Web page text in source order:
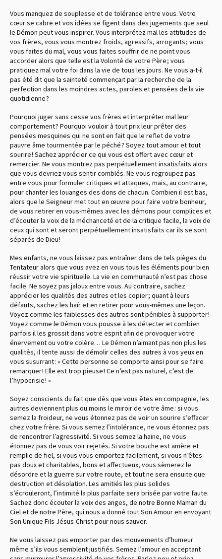
Vous manquez de souplesse et de tolérance entre vous. Votre
cœur se cabre et vos idées se figent dans des jugements que seul
le Démon peut vous inspirer. Vous interprétez mal les attitudes de
vos frères, vous vous montrez froids, agressifs, arrogants ; vous
vous faites du mal, vous vous faites souffrir de ne point vous
accorder alors que telle est la Volonté de votre Père ; vous
pratiquez mal votre foi dans la vie de tous les jours. Ne vous a-t-il
pas été dit que la sainteté commençait par la recherche de la
perfection dans les moindres actes, paroles et pensées de la vie
quotidienne ?
Pourquoi juger sans cesse vos frères et interpréter mal leur
comportement ? Pourquoi vouloir à tout prix leur prêter des
pensées mesquines qui ne sont en fait que le reflet de votre
pauvre âme tourmentée par le péché ? Soyez tout amour et tout
sourire ! Sachez apprécier ce qui vous est offert avec cœur et
remercier. Ne vous montrez pas perpétuellement insatisfaits alors
que vous devriez vous sentir comblés. Ne vous regroupez pas
entre vous pour formuler critiques et attaques, mais, au contraire,
pour chanter les louanges des dons de chacun. Combien il est bas,
alors que le Seigneur met tout en œuvre pour faire votre bonheur,
de vous retirer en vous-mêmes avec les démons pour complices et
d’écouter la voix de la méchanceté et de la critique facile, la voix de
ceux qui sont et seront perpétuellement insatisfaits car ils se sont
séparés de Dieu !
Mes enfants, ne vous laissez pas entraîner dans de tels pièges du
Tentateur alors que vous avez en vous tous les éléments pour bien
réussir votre vie spirituelle. La vie en communauté n’est pas chose
facile. Ne soyez pas jaloux entre vous. Au contraire, sachez
apprécier les qualités des autres et les copier ; quant à leurs
défauts, sachez les haïr et en retirer pour vous-mêmes une leçon.
Voyez comme les faiblesses des autres sont pénibles à supporter !
Voyez comme le Démon vous pousse à les détecter et combien
parfois il les grossit dans votre esprit afin de provoquer votre
énervement ou votre colère… Le Démon n’aimant pas non plus les
qualités, il tente aussi de démolir celles des autres à vos yeux en
vous susurrant : « Cette personne se comporte ainsi pour se faire
remarquer ! Elle est trop pieuse ! Ce n’est pas naturel, c’est de
l’hypocrisie ! »
Soyez conscients du fait que dès que vous êtes en compagnie, les
autres deviennent plus ou moins le miroir de votre âme : si vous
semez la froideur, ne vous étonnez pas de voir un sourire s’effacer
chez votre frère. Si vous semez l’intolérance, ne vous étonnez pas
de rencontrer l’agressivité. Si vous semez la haine, ne vous
étonnez pas de vous voir rejetés. Si votre bouche est amère et
remplie de fiel, si vous vous emportez facilement, si vous n’êtes
pas doux et charitables, bons et affectueux, vous sèmerez le
désordre et la guerre sur votre route, et tout ne sera ensuite que
destruction et désolation. Les amitiés les plus solides
s’écrouleront, l’intimité la plus parfaite sera brisée par votre faute.
Sachez donc écouter la voix des anges, de notre Bonne Maman du
Ciel et de notre Père, qui nous a donné tout Son Amour en envoyant
Son Unique Fils Jésus-Christ pour nous sauver.
Ne vous laissez pas emporter par des mouvements d’humeur
même s’ils vous semblent justifiés. Semez l’amour en acceptant